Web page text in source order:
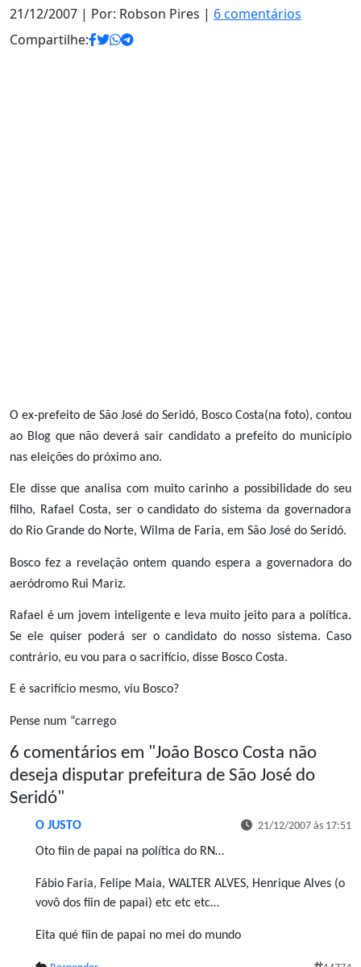
21/12/2007 | Por: Robson Pires | 6 comentários
Compartilhe:
O ex-prefeito de São José do Seridó, Bosco Costa(na foto), contou
ao Blog que não deverá sair candidato a prefeito do município
nas eleições do próximo ano.
Ele disse que analisa com muito carinho a possibilidade do seu
filho, Rafael Costa, ser o candidato do sistema da governadora
do Rio Grande do Norte, Wilma de Faria, em São José do Seridó.
Bosco fez a revelação ontem quando espera a governadora do
aeródromo Rui Mariz.
Rafael é um jovem inteligente e leva muito jeito para a política.
Se ele quiser poderá ser o candidato do nosso sistema. Caso
contrário, eu vou para o sacrifício, disse Bosco Costa.
E é sacrifício mesmo, viu Bosco?
Pense num “carrego
6 comentários em "João Bosco Costa não
deseja disputar prefeitura de São José do
Seridó"
O JUSTO 21/12/2007 às 17:51
Oto fiin de papai na política do RN…
Fábio Faria, Felipe Maia, WALTER ALVES, Henrique Alves (o
vovô dos fiin de papai) etc etc etc…
Eita qué fiin de papai no mei do mundo